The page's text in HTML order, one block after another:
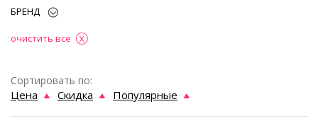
БРЕНД
очистить все
Сортировать по:
Цена Скидка Популярные